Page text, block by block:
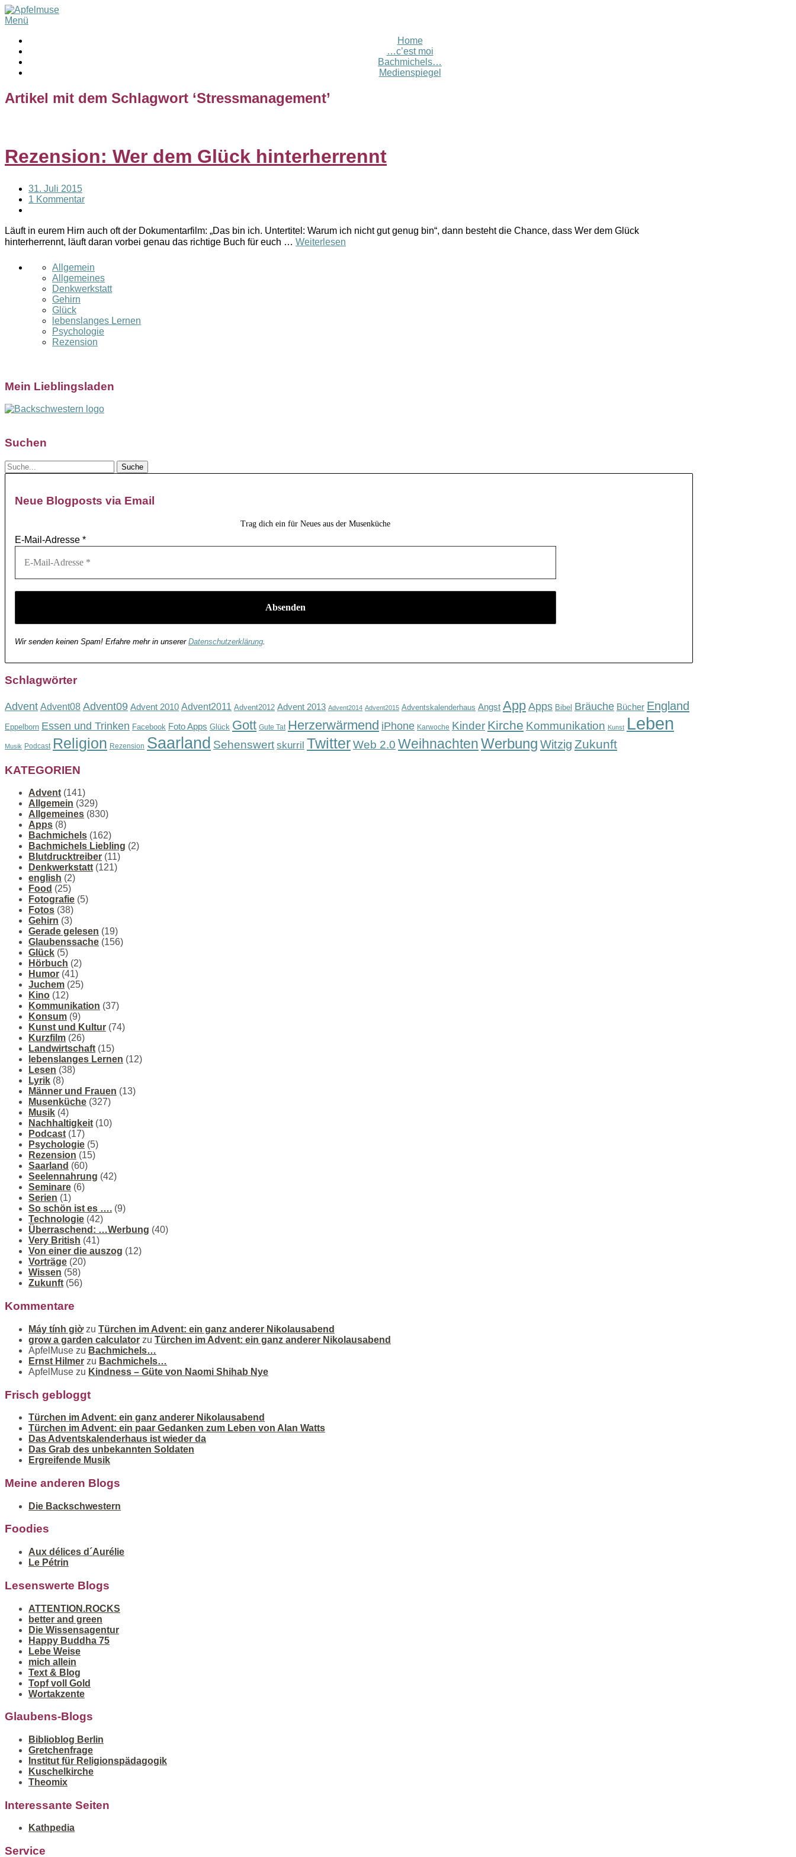
Menü
Home
…c’est moi
Bachmichels…
Medienspiegel
Artikel mit dem Schlagwort ‘Stressmanagement’
Rezension: Wer dem Glück hinterherrennt
31. Juli 2015
1 Kommentar
Läuft in eurem Hirn auch oft der Dokumentarfilm: „Das bin ich. Untertitel: Warum ich nicht gut genug bin“, dann besteht die Chance, dass Wer dem Glück
hinterherrennt, läuft daran vorbei genau das richtige Buch für euch … Weiterlesen
Allgemein
Allgemeines
Denkwerkstatt
Gehirn
Glück
lebenslanges Lernen
Psychologie
Rezension
Mein Lieblingsladen
Suchen
Neue Blogposts via Email
Trag dich ein für Neues aus der Musenküche
E-Mail-Adresse *
Wir senden keinen Spam! Erfahre mehr in unserer Datenschutzerklärung
Schlagwörter
Advent Advent08 Advent09 Advent 2010 Advent2011 Advent2012 Advent 2013 Advent2014 Advent2015 Adventskalenderhaus Angst App Apps Bibel Bräuche Bücher England
Eppelborn Essen und Trinken Facebook Foto Apps Glück Gott Gute Tat Herzerwärmend iPhone Karwoche Kinder Kirche Kommunikation Kunst Leben
Musik Podcast Religion Rezension Saarland Sehenswert skurril TwitterWeb 2.0 WeihnachtenWerbung Witzig Zukunft
KATEGORIEN
Advent (141)
Allgemein (329)
Allgemeines (830)
Apps (8)
Bachmichels (162)
Bachmichels Liebling (2)
Blutdrucktreiber (11)
Denkwerkstatt (121)
english (2)
Food (25)
Fotografie (5)
Fotos (38)
Gehirn (3)
Gerade gelesen (19)
Glaubenssache (156)
Glück (5)
Hörbuch (2)
Humor (41)
Juchem (25)
Kino (12)
Kommunikation (37)
Konsum (9)
Kunst und Kultur (74)
Kurzfilm (26)
Landwirtschaft (15)
lebenslanges Lernen (12)
Lesen (38)
Lyrik (8)
Männer und Frauen (13)
Musenküche (327)
Musik (4)
Nachhaltigkeit (10)
Podcast (17)
Psychologie (5)
Rezension (15)
Saarland (60)
Seelennahrung (42)
Seminare (6)
Serien (1)
So schön ist es …. (9)
Technologie (42)
Überraschend: …Werbung (40)
Very British (41)
Von einer die auszog (12)
Vorträge (20)
Wissen (58)
Zukunft (56)
Kommentare
Máy tính giờzu Türchen im Advent: ein ganz anderer Nikolausabend
grow a garden calculator zu Türchen im Advent: ein ganz anderer Nikolausabend
ApfelMuse zu Bachmichels…
Ernst Hilmer zu Bachmichels…
ApfelMuse zu Kindness – Güte von Naomi Shihab Nye
Frisch gebloggt
Türchen im Advent: ein ganz anderer Nikolausabend
Türchen im Advent: ein paar Gedanken zum Leben von Alan Watts
Das Adventskalenderhaus ist wieder da
Das Grab des unbekannten Soldaten
Ergreifende Musik
Meine anderen Blogs
Die Backschwestern
Foodies
Aux délices d´Aurélie
Le Pétrin
Lesenswerte Blogs
ATTENTION.ROCKS
better and green
Die Wissensagentur
Happy Buddha 75
Lebe Weise
mich allein
Text & Blog
Topf voll Gold
Wortakzente
Glaubens-Blogs
Biblioblog Berlin
Gretchenfrage
Institut für Religionspädagogik
Kuschelkirche
Theomix
Interessante Seiten
Kathpedia
Service